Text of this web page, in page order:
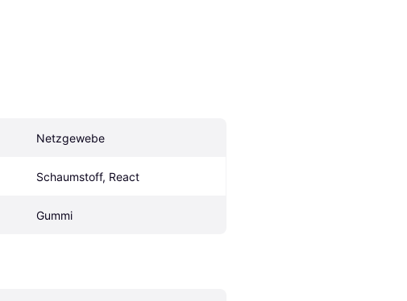
Netzgewebe
Schaumstoff, React
Gummi